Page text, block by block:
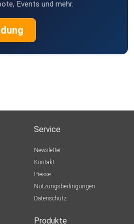
Events und mehr.
Service
Newsletter
Kontakt
Presse
Nutzungsbedingungen
Datenschutz
Produkte